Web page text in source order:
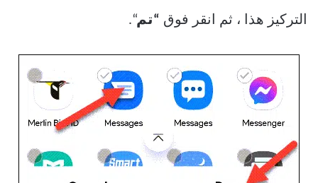
التركيز هذا ، ثم انقر فوق “تم“.